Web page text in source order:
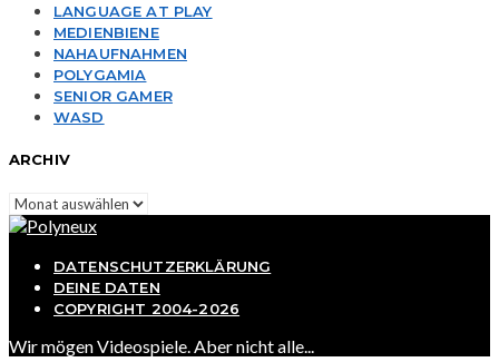
LANGUAGE AT PLAY
MEDIENBIENE
NAHAUFNAHMEN
POLYGAMIA
SENIOR GAMER
WASD
ARCHIV
Archiv
DATENSCHUTZERKLÄRUNG
DEINE DATEN
COPYRIGHT 2004-2026
Wir mögen Videospiele. Aber nicht alle...